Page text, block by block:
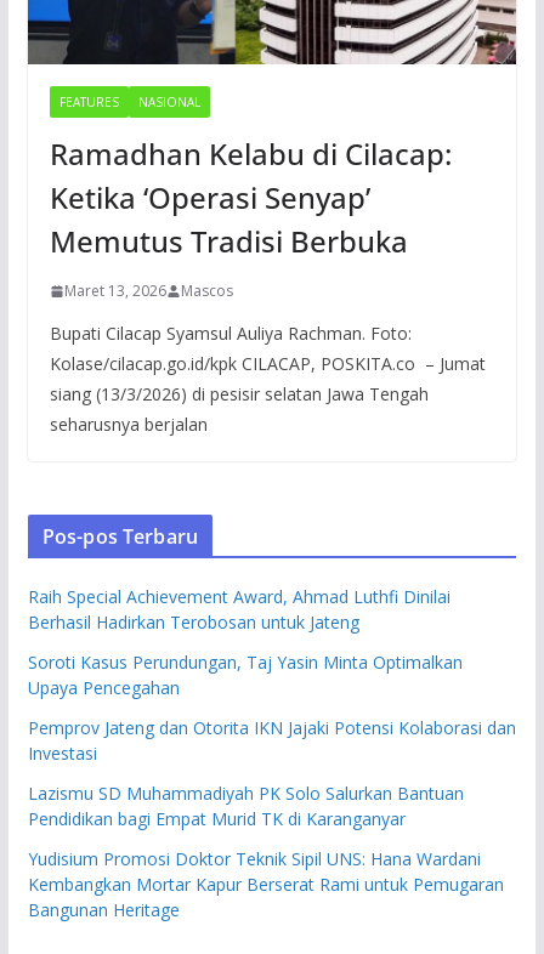
FEATURES NASIONAL
Ramadhan Kelabu di Cilacap:
Ketika ‘Operasi Senyap’
Memutus Tradisi Berbuka
Maret 13, 2026 Mascos
Bupati Cilacap Syamsul Auliya Rachman. Foto:
Kolase/cilacap.go.id/kpk CILACAP, POSKITA.co – Jumat
siang (13/3/2026) di pesisir selatan Jawa Tengah
seharusnya berjalan
Pos-pos Terbaru
Raih Special Achievement Award, Ahmad Luthfi Dinilai
Berhasil Hadirkan Terobosan untuk Jateng
Soroti Kasus Perundungan, Taj Yasin Minta Optimalkan
Upaya Pencegahan
Pemprov Jateng dan Otorita IKN Jajaki Potensi Kolaborasi dan
Investasi
Lazismu SD Muhammadiyah PK Solo Salurkan Bantuan
Pendidikan bagi Empat Murid TK di Karanganyar
Yudisium Promosi Doktor Teknik Sipil UNS: Hana Wardani
Kembangkan Mortar Kapur Berserat Rami untuk Pemugaran
Bangunan Heritage